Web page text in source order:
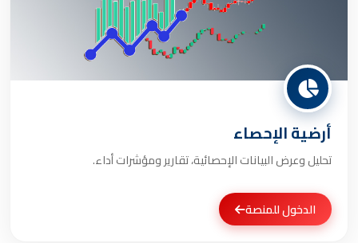
أرضية الإحصاء
تحليل وعرض البيانات الإحصائية، تقارير ومؤشرات أداء.
الدخول للمنصة